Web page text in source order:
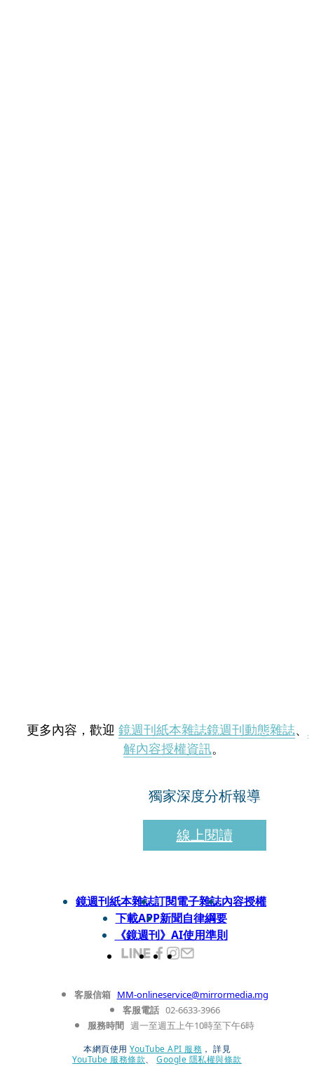
更多內容，歡迎 鏡週刊紙本雜誌鏡週刊動態雜誌、
解內容授權資訊。
獨家深度分析報導
線上閱讀
鏡週刊紙本雜誌訂閱電子雜誌內容授權
下載APP新聞自律綱要
《鏡週刊》AI使用準則
客服信箱 MM-onlineservice@mirrormedia.mg
客服電話 02-6633-3966
服務時間 週一至週五上午10時至下午6時
本網頁使用 YouTube API 服務 ， 詳見
YouTube 服務條款、
Google 隱私權與條款